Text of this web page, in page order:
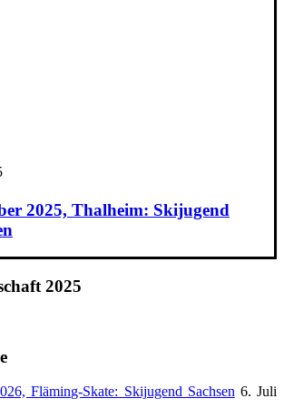
2025, Thalheim: Skijugend
2025
Fläming-Skate: Skijugend Sachsen 6. Juli